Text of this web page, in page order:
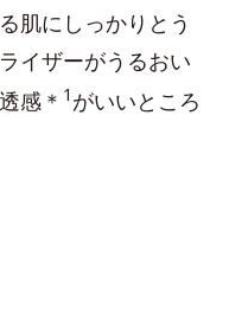
肌にしっかりとう
イザーがうるおい
感＊ 1 がいいところ